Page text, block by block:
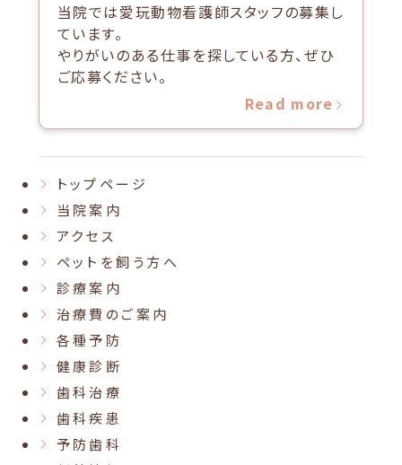
当院では愛玩動物看護師スタッフの募集し
ています。
やりがいのある仕事を探している方、ぜひ
ご応募ください。
Read more
トップページ
当院案内
アクセス
ペットを飼う方へ
診療案内
治療費のご案内
各種予防
健康診断
歯科治療
歯科疾患
予防歯科